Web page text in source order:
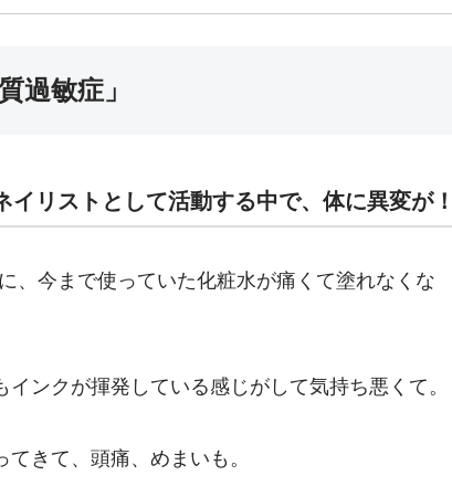
過敏症」
リストとして活動する中で、体に異変が！
、今まで使っていた化粧水が痛くて塗れなくな
ンクが揮発している感じがして気持ち悪くて。
きて、頭痛、めまいも。